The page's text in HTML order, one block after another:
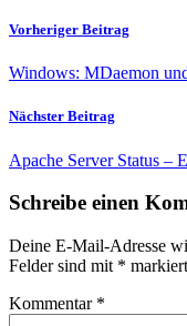
Vorheriger Beitrag
Windows: MDaemon
Nächster Beitrag
Apache Server Status –
Schreibe einen
Deine E-Mail-Adresse
Felder sind mit * markiert
Kommentar *